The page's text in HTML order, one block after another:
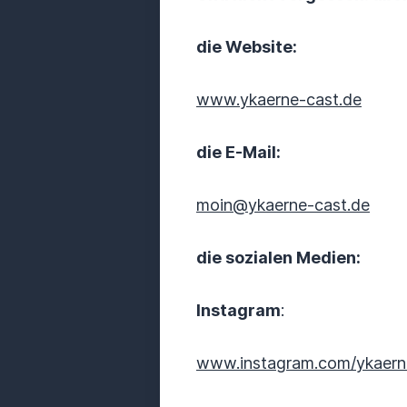
die Website:
www.ykaerne-cast.de
die E-Mail:
moin@ykaerne-cast.de
die sozialen Medien:
Instagram:
www.instagram.com/